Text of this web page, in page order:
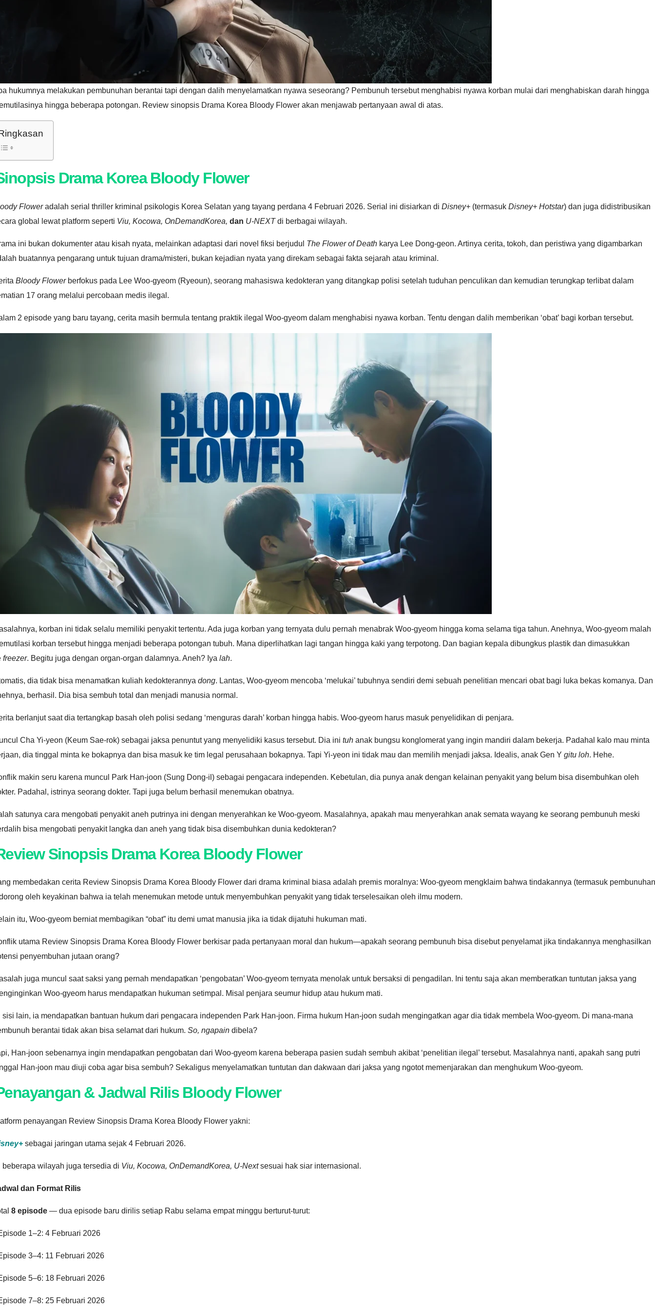
hukumnya melakukan pembunuhan berantai tapi dengan dalih menyelamatkan nyawa seseorang? Pembunuh tersebut menghabisi nyawa korban mulai dari menghabiskan darah hingga
hingga beberapa potongan. Review sinopsis Drama Korea Bloody Flower akan menjawab pertanyaan awal di atas.
Drama Korea Bloody Flower
Floweradalah serial thriller kriminal psikologis Korea Selatan yang tayang perdana 4 Februari 2026. Serial ini disiarkan di Disney+ (termasuk Disney+ Hotstar) dan juga didistribusikan
global lewat platform seperti Viu, Kocowa, OnDemandKorea, dan U-NEXTdi berbagai wilayah.
ini bukan dokumenter atau kisah nyata, melainkan adaptasi dari novel fiksi berjudul The Flower of Death karya Lee Dong-geon. Artinya cerita, tokoh, dan peristiwa yang digambarkan
buatannya pengarang untuk tujuan drama/misteri, bukan kejadian nyata yang direkam sebagai fakta sejarah atau kriminal.
Bloody Flowerberfokus pada Lee Woo-gyeom (Ryeoun), seorang mahasiswa kedokteran yang ditangkap polisi setelah tuduhan penculikan dan kemudian terungkap terlibat dalam
17 orang melalui percobaan medis ilegal.
2 episode yang baru tayang, cerita masih bermula tentang praktik ilegal Woo-gyeom dalam menghabisi nyawa korban. Tentu dengan dalih memberikan ‘obat’ bagi korban tersebut.
korban ini tidak selalu memiliki penyakit tertentu. Ada juga korban yang ternyata dulu pernah menabrak Woo-gyeom hingga koma selama tiga tahun. Anehnya, Woo-gyeom malah
korban tersebut hingga menjadi beberapa potongan tubuh. Mana diperlihatkan lagi tangan hingga kaki yang terpotong. Dan bagian kepala dibungkus plastik dan dimasukkan
freezer. Begitu juga dengan organ-organ dalamnya. Aneh? Iya lah.
dia tidak bisa menamatkan kuliah kedokterannya dong. Lantas, Woo-gyeom mencoba ‘melukai’ tubuhnya sendiri demi sebuah penelitian mencari obat bagi luka bekas komanya. Dan
berhasil. Dia bisa sembuh total dan menjadi manusia normal.
berlanjut saat dia tertangkap basah oleh polisi sedang ‘menguras darah’ korban hingga habis. Woo-gyeom harus masuk penyelidikan di penjara.
Cha Yi-yeon (Keum Sae-rok) sebagai jaksa penuntut yang menyelidiki kasus tersebut. Dia ini tuh anak bungsu konglomerat yang ingin mandiri dalam bekerja. Padahal kalo mau minta
dia tinggal minta ke bokapnya dan bisa masuk ke tim legal perusahaan bokapnya. Tapi Yi-yeon ini tidak mau dan memilih menjadi jaksa. Idealis, anak Gen Y gitu loh. Hehe.
makin seru karena muncul Park Han-joon (Sung Dong-il) sebagai pengacara independen. Kebetulan, dia punya anak dengan kelainan penyakit yang belum bisa disembuhkan oleh
Padahal, istrinya seorang dokter. Tapi juga belum berhasil menemukan obatnya.
satunya cara mengobati penyakit aneh putrinya ini dengan menyerahkan ke Woo-gyeom. Masalahnya, apakah mau menyerahkan anak semata wayang ke seorang pembunuh meski
bisa mengobati penyakit langka dan aneh yang tidak bisa disembuhkan dunia kedokteran?
Sinopsis Drama Korea Bloody Flower
membedakan cerita Review Sinopsis Drama Korea Bloody Flower dari drama kriminal biasa adalah premis moralnya: Woo-gyeom mengklaim bahwa tindakannya (termasuk
oleh keyakinan bahwa ia telah menemukan metode untuk menyembuhkan penyakit yang tidak terselesaikan oleh ilmu modern.
itu, Woo-gyeom berniat membagikan “obat” itu demi umat manusia jika ia tidak dijatuhi hukuman mati.
utama Review Sinopsis Drama Korea Bloody Flower berkisar pada pertanyaan moral dan hukum—apakah seorang pembunuh bisa disebut penyelamat jika tindakannya menghasilkan
penyembuhan jutaan orang?
juga muncul saat saksi yang pernah mendapatkan ‘pengobatan’ Woo-gyeom ternyata menolak untuk bersaksi di pengadilan. Ini tentu saja akan memberatkan tuntutan jaksa yang
Woo-gyeom harus mendapatkan hukuman setimpal. Misal penjara seumur hidup atau hukum mati.
sisi lain, ia mendapatkan bantuan hukum dari pengacara independen Park Han-joon. Firma hukum Han-joon sudah mengingatkan agar dia tidak membela Woo-gyeom. Di mana-mana
berantai tidak akan bisa selamat dari hukum. So, ngapain dibela?
Han-joon sebenarnya ingin mendapatkan pengobatan dari Woo-gyeom karena beberapa pasien sudah sembuh akibat ‘penelitian ilegal’ tersebut. Masalahnya nanti, apakah sang putri
Han-joon mau diuji coba agar bisa sembuh? Sekaligus menyelamatkan tuntutan dan dakwaan dari jaksa yang ngotot memenjarakan dan menghukum Woo-gyeom.
& Jadwal Rilis Bloody Flower
penayangan Review Sinopsis Drama Korea Bloody Flower yakni:
sebagai jaringan utama sejak 4 Februari 2026.
beberapa wilayah juga tersedia di Viu, Kocowa, OnDemandKorea, U-Nextsesuai hak siar internasional.
dan Format Rilis
8 episode — dua episode baru dirilis setiap Rabu selama empat minggu berturut-turut:
1–2: 4 Februari 2026
3–4: 11 Februari 2026
5–6: 18 Februari 2026
7–8: 25 Februari 2026